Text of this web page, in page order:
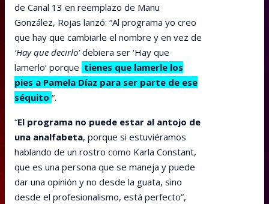
de Canal 13 en reemplazo de Manu
González, Rojas lanzó: “Al programa yo creo
que hay que cambiarle el nombre y en vez de
‘Hay que decirlo’debiera ser ‘Hay que
lamerlo’ porque tienes que lamerle los
pies a Pamela Díaz para ser parte de ese
séquito “.
“El programa no puede estar al antojo de
una analfabeta, porque si estuviéramos
hablando de un rostro como Karla Constant,
que es una persona que se maneja y puede
dar una opinión y no desde la guata, sino
desde el profesionalismo, está perfecto”,